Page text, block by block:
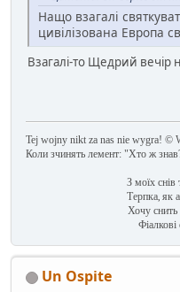
Нащо взагалі
цивілізована Европа
Взагалі-то Щедрий вечір
Tej wojny nikt za nas nie wygra! ©
Коли зчинять лемент: "Хто ж
З моїх
Терпка, як
Хочу снить
Фіалкові
Un Ospite